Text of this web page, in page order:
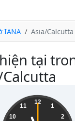
IANA Asia/Calcutta
tại
12
1
2
10
11